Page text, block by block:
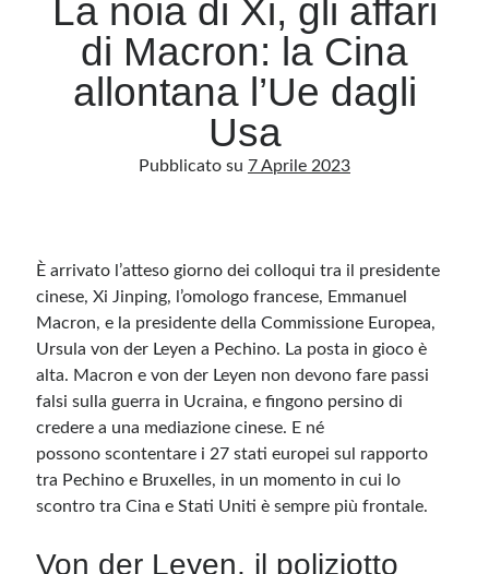
Archivio
Archivi
senza alcuna periodicità. Non può pertanto considerarsi un prodotto editoriale ai
sensi della legge n· 62 del 7.03.2001. L’autore non è responsabile di quanto
pubblicato dai lettori nei commenti ai vari post. Saranno comunque cancellati quelli
ritenuti offensivi o lesivi dell’immagine o dell’onorabilità di terzi, di genere spam,
razzisti o che contengano dati personali non conformi al rispetto delle norme sulla
privacy. Alcune immagini inserite in questo blog sono tratte da Internet e, pertanto,
considerate di pubblico dominio. Qualora la loro pubblicazione violasse eventuali
diritti d’autore, vi invito a comunicarlo via e-mail a info[at]dinovalle.it e saranno
tramite link né del loro contenuto, che può essere soggetto a variazioni nel tempo.
La noia di Xi, gli affari
di Macron: la Cina
allontana l’Ue dagli
Usa
Pubblicato su 7 Aprile 2023
È arrivato l’atteso giorno dei colloqui tra il presidente
cinese, Xi Jinping, l’omologo francese, Emmanuel
Macron, e la presidente della Commissione Europea,
Ursula von der Leyen a Pechino. La posta in gioco è
alta. Macron e von der Leyen non devono fare passi
falsi sulla guerra in Ucraina, e fingono persino di
credere a una mediazione cinese. E né
possono scontentare i 27 stati europei sul rapporto
tra Pechino e Bruxelles, in un momento in cui lo
scontro tra Cina e Stati Uniti è sempre più frontale.
Von der Leyen, il poliziotto